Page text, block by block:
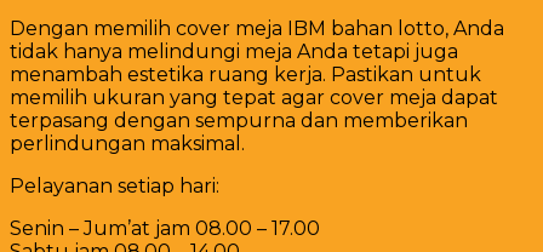
Dengan memilih cover meja IBM bahan lotto, Anda
tidak hanya melindungi meja Anda tetapi juga
menambah estetika ruang kerja. Pastikan untuk
memilih ukuran yang tepat agar cover meja dapat
terpasang dengan sempurna dan memberikan
perlindungan maksimal.
Pelayanan setiap hari:
Senin – Jum’at jam 08.00 – 17.00